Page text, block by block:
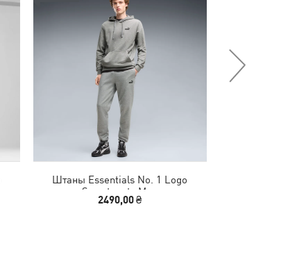
Штаны Essentials No. 1 Logo
Sweatpants Men
2490,00 ₴